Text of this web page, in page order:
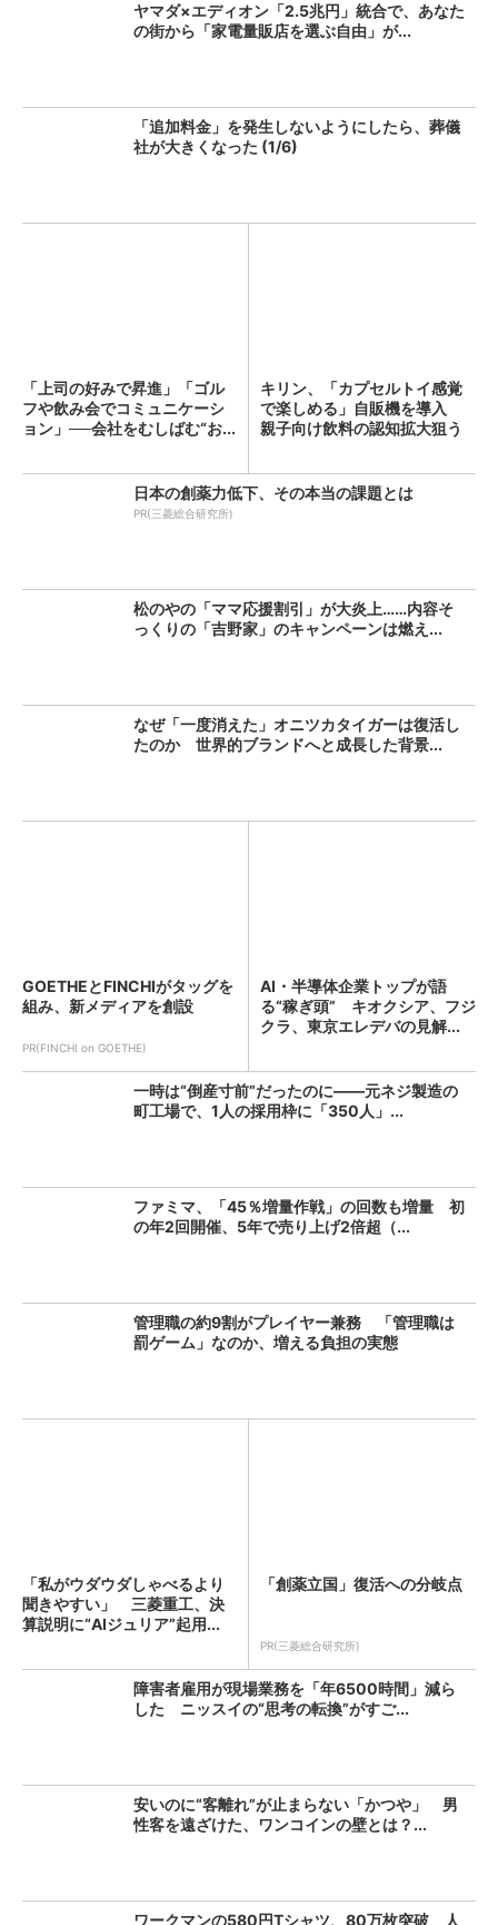
ヤマダ×エディオン「2.5兆円」統合で、あなた
の街から「家電量販店を選ぶ自由」が...
「追加料金」を発生しないようにしたら、葬儀
社が大きくなった (1/6)
「上司の好みで昇進」「ゴル
フや飲み会でコミュニケーシ
ョン」──会社をむしばむ“お...
キリン、「カプセルトイ感覚
で楽しめる」自販機を導入
親子向け飲料の認知拡大狙う
日本の創薬力低下、その本当の課題とは
PR(三菱総合研究所)
松のやの「ママ応援割引」が大炎上……内容そ
っくりの「吉野家」のキャンペーンは燃え...
なぜ「一度消えた」オニツカタイガーは復活し
たのか 世界的ブランドへと成長した背景...
GOETHEとFINCHIがタッグを
組み、新メディアを創設
PR(FINCHI on GOETHE)
AI・半導体企業トップが語
る“稼ぎ頭” キオクシア、フジ
クラ、東京エレデバの見解...
一時は“倒産寸前”だったのに――元ネジ製造の
町工場で、1人の採用枠に「350人」...
ファミマ、「45％増量作戦」の回数も増量 初
の年2回開催、5年で売り上げ2倍超（...
管理職の約9割がプレイヤー兼務 「管理職は
罰ゲーム」なのか、増える負担の実態
「私がウダウダしゃべるより
聞きやすい」 三菱重工、決
算説明に“AIジュリア”起用...
「創薬立国」復活への分岐点
PR(三菱総合研究所)
障害者雇用が現場業務を「年6500時間」減ら
した ニッスイの“思考の転換”がすご...
安いのに“客離れ”が止まらない「かつや」 男
性客を遠ざけた、ワンコインの壁とは？...
ワークマンの580円Tシャツ、80万枚突破 人